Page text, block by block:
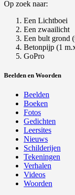
Op zoek naar:
Een Lichtboei
Een zwaailicht
Een bult grond
Betonpijp (1
GoPro
Beelden en Woorden
Beelden
Boeken
Fotos
Gedichten
Leersites
Nieuws
Schilderijen
Tekeningen
Verhalen
Videos
Woorden